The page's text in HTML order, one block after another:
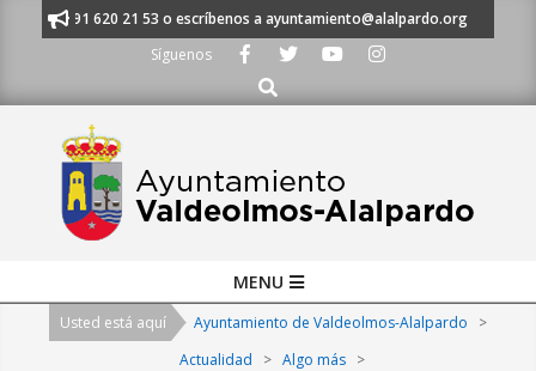
al 91 620 21 53 o escríbenos a ayuntamiento@alalpardo.org
Síguenos
Buscar
Navigation
MENU
Usted está aquí Ayuntamiento de Valdeolmos-Alalpardo
>
Actualidad
> Algo más
>